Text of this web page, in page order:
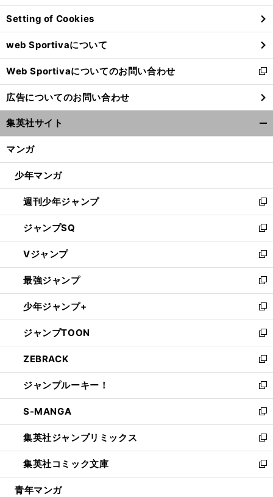
ン
ド
ウ
で
開
く
Setting of Cookies
web Sportivaについて
Web Sportivaについてのお問い合わせ
新
し
い
ウ
ィ
ン
ウ
開
く
広告についてのお問い合わせ
集英社サイト
マンガ
少年マンガ
週刊少年ジャンプ
新
し
い
ウ
ィ
ン
ド
ウ
で
開
く
ジャンプSQ
新
し
い
ウ
ィ
ン
ド
ウ
で
開
く
Vジャンプ
新
し
い
ウ
ィ
ン
ド
ウ
で
開
く
最強ジャンプ
新
し
い
ウ
ィ
ン
ド
ウ
で
開
く
少年ジャンプ+
新
し
い
ウ
ィ
ン
ド
ウ
で
開
く
ジャンプTOON
新
し
い
ウ
ィ
ン
ド
ウ
で
開
く
ZEBRACK
新
し
い
ウ
ィ
ン
ド
ウ
で
開
ジャンプルーキー！
新
し
い
ウ
ィ
ン
ド
ウ
S-MANGA
新
し
い
ウ
ィ
ン
集英社ジャンプリミックス
新
し
い
ウ
集英社コミック文庫
新
し
青年マンガ